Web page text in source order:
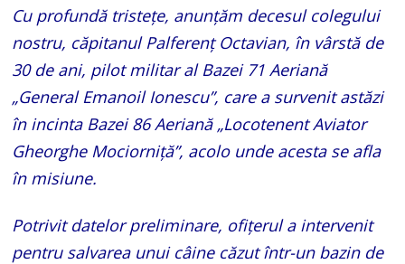
Cu profundă tristețe, anunțăm decesul colegului
nostru, căpitanul Palferenț Octavian, în vârstă de
30 de ani, pilot militar al Bazei 71 Aeriană
„General Emanoil Ionescu”, care a survenit astăzi
în incinta Bazei 86 Aeriană „Locotenent Aviator
Gheorghe Mociorniță”, acolo unde acesta se afla
în misiune.
Potrivit datelor preliminare, ofițerul a intervenit
pentru salvarea unui câine căzut într-un bazin de